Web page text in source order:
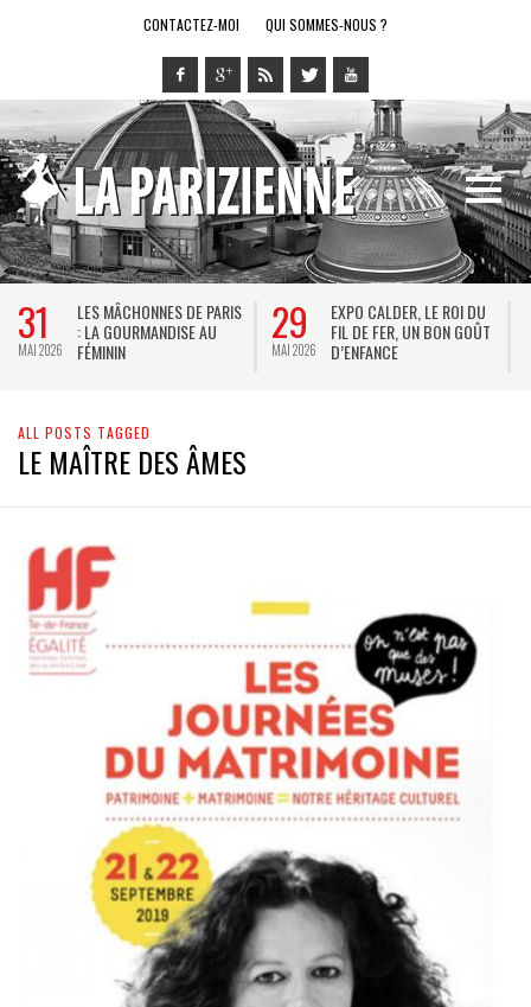
CONTACTEZ-MOI QUI SOMMES-NOUS ?
31
MAI 2026
LES MÂCHONNES DE PARIS
: LA GOURMANDISE AU
FÉMININ
29
MAI 2026
EXPO CALDER, LE ROI DU
FIL DE FER, UN BON GOÛT
D’ENFANCE
ALL POSTS TAGGED
LE MAÎTRE DES ÂMES